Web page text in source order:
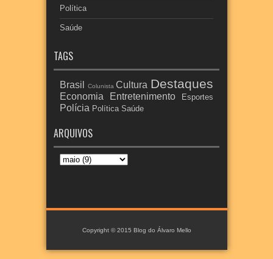
Política
Saúde
TAGS
Brasil Colunista Cultura Destaques
Economia Entretenimento Esportes
Polícia Política Saúde
ARQUIVOS
Copyright © 2015 Blog do Álvaro Mello